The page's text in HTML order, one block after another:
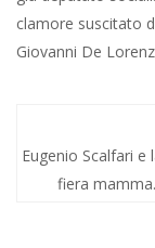
clamore suscitato
Giovanni De
Eugenio Scalfari e
fiera mamma.